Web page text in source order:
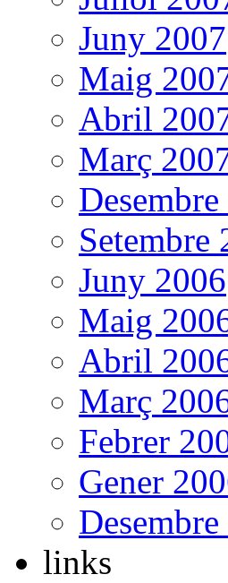
Juny 2007
Maig
Abril
Març
Setembre
Juny 2006
Maig
Abril
Març
Febrer
Gener
links